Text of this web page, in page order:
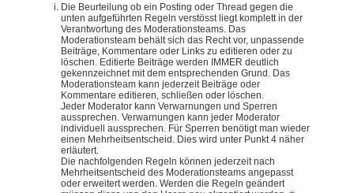
Die Beurteilung ob ein Posting oder Thread gegen die
unten aufgeführten Regeln verstösst liegt komplett in der
Verantwortung des Moderationsteams. Das
Moderationsteam behält sich das Recht vor, unpassende
Beiträge, Kommentare oder Links zu editieren oder zu
löschen. Editierte Beiträge werden IMMER deutlich
gekennzeichnet mit dem entsprechenden Grund. Das
Moderationsteam kann jederzeit Beiträge oder
Kommentare editieren, schließen oder löschen.
Jeder Moderator kann Verwarnungen und Sperren
aussprechen. Verwarnungen kann jeder Moderator
individuell aussprechen. Für Sperren benötigt man wieder
einen Mehrheitsentscheid. Dies wird unter Punkt 4 näher
erläutert.
Die nachfolgenden Regeln können jederzeit nach
Mehrheitsentscheid des Moderationsteams angepasst
oder erweitert werden. Werden die Regeln geändert